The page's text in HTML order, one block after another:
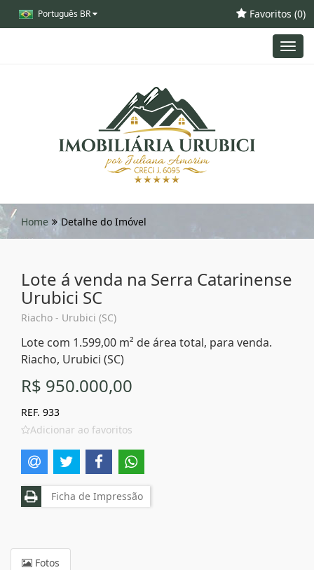
Português BR Favoritos (0)
Home Detalhe do Imóvel
Lote á venda na Serra Catarinense
Urubici SC
Riacho - Urubici (SC)
Lote com 1.599,00 m² de área total, para venda.
Riacho, Urubici (SC)
R$ 950.000,00
REF. 933
Adicionar ao favoritos
Ficha de Impressão
Fotos